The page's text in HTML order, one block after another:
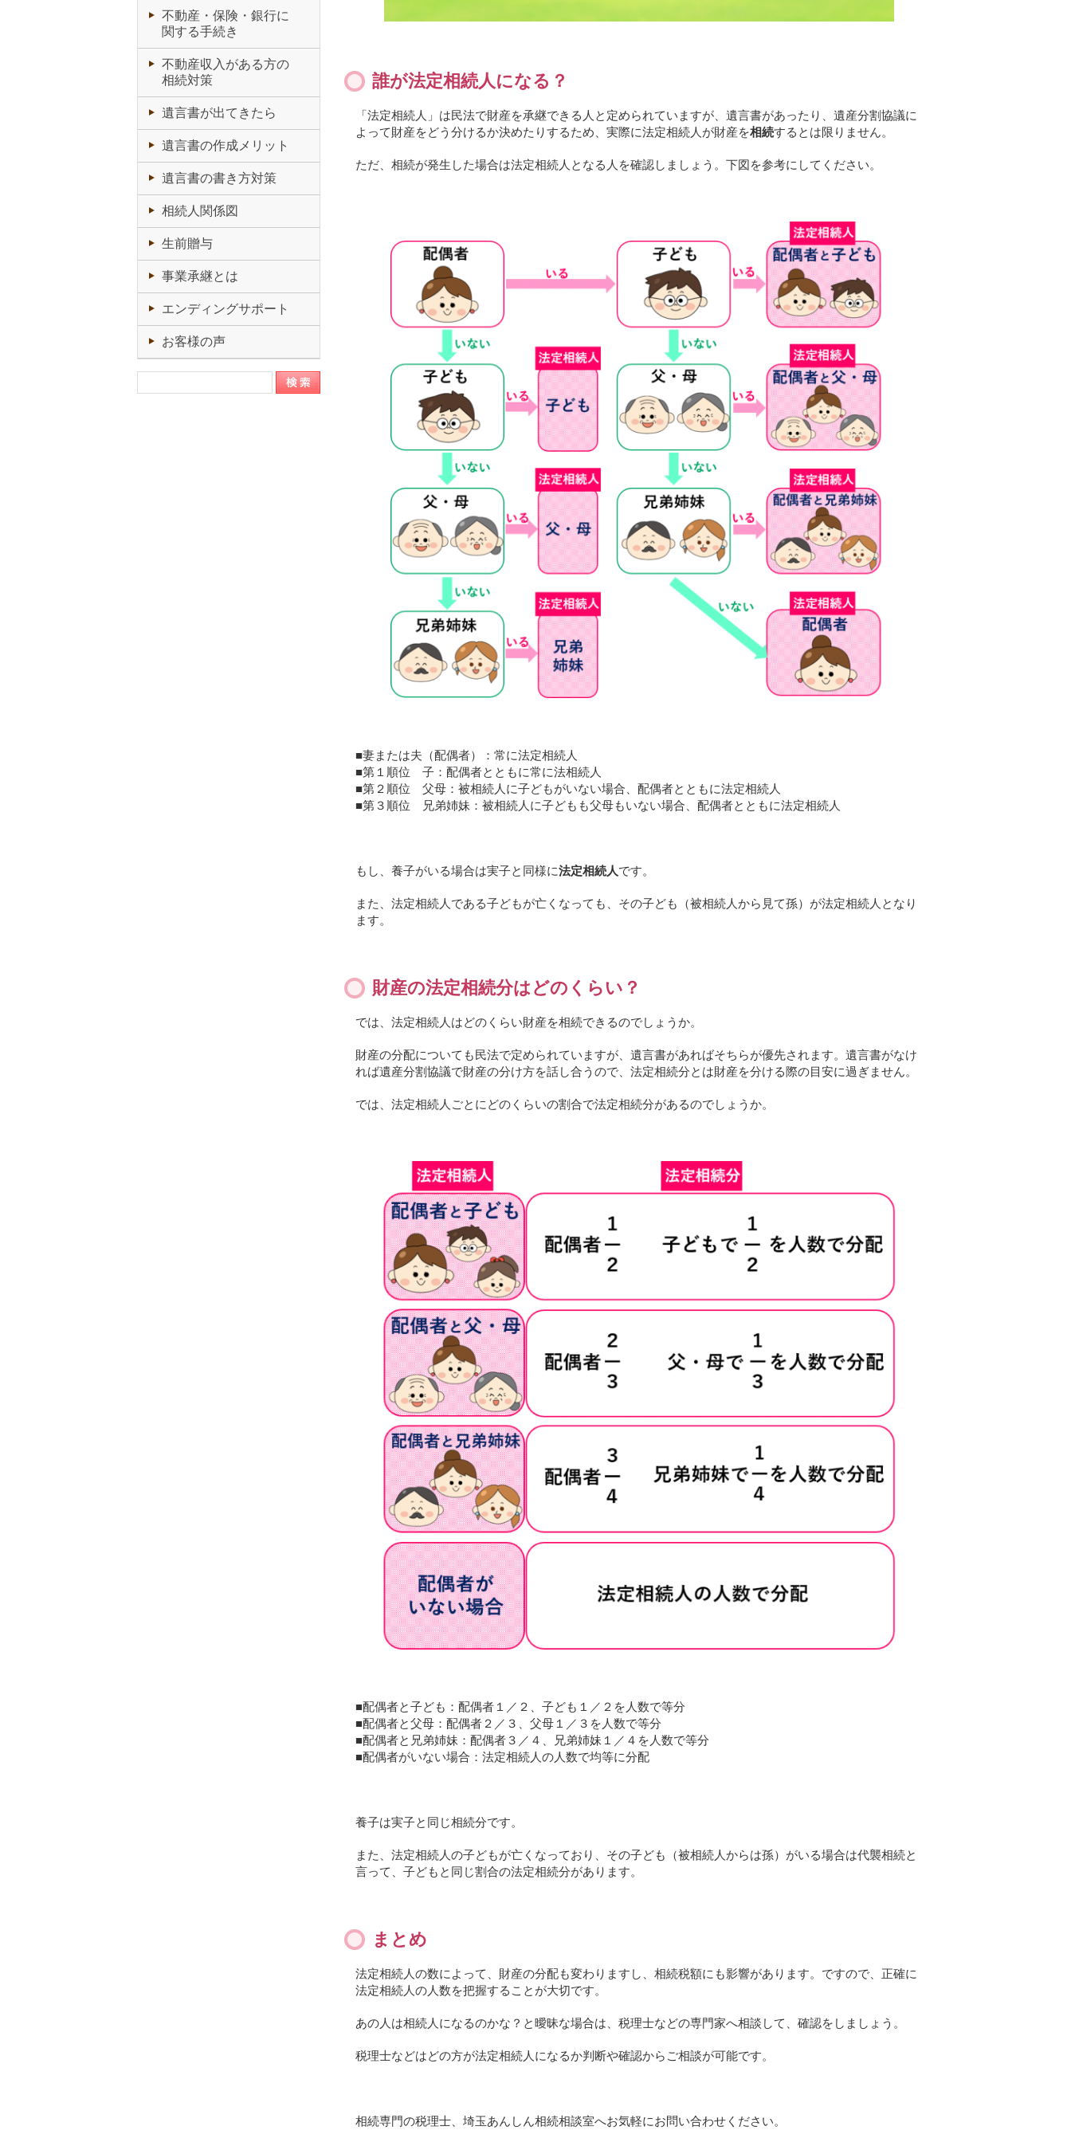
誰が法定相続人になる？
「法定相続人」は民法で財産を承継できる人と定められていますが、遺言書があったり、遺産分割協議に
よって財産をどう分けるか決めたりするため、実際に法定相続人が財産を相続するとは限りません。
ただ、相続が発生した場合は法定相続人となる人を確認しましょう。下図を参考にしてください。
■妻または夫（配偶者）：常に法定相続人
■第１順位 子：配偶者とともに常に法相続人
■第２順位 父母：被相続人に子どもがいない場合、配偶者とともに法定相続人
■第３順位 兄弟姉妹：被相続人に子どもも父母もいない場合、配偶者とともに法定相続人
もし、養子がいる場合は実子と同様に法定相続人です。
また、法定相続人である子どもが亡くなっても、その子ども（被相続人から見て孫）が法定相続人となり
ます。
財産の法定相続分はどのくらい？
では、法定相続人はどのくらい財産を相続できるのでしょうか。
財産の分配についても民法で定められていますが、遺言書があればそちらが優先されます。遺言書がなけ
れば遺産分割協議で財産の分け方を話し合うので、法定相続分とは財産を分ける際の目安に過ぎません。
では、法定相続人ごとにどのくらいの割合で法定相続分があるのでしょうか。
■配偶者と子ども：配偶者１／２、子ども１／２を人数で等分
■配偶者と父母：配偶者２／３、父母１／３を人数で等分
■配偶者と兄弟姉妹：配偶者３／４、兄弟姉妹１／４を人数で等分
■配偶者がいない場合：法定相続人の人数で均等に分配
養子は実子と同じ相続分です。
また、法定相続人の子どもが亡くなっており、その子ども（被相続人からは孫）がいる場合は代襲相続と
言って、子どもと同じ割合の法定相続分があります。
まとめ
法定相続人の数によって、財産の分配も変わりますし、相続税額にも影響があります。ですので、正確に
法定相続人の人数を把握することが大切です。
あの人は相続人になるのかな？と曖昧な場合は、税理士などの専門家へ相談して、確認をしましょう。
税理士などはどの方が法定相続人になるか判断や確認からご相談が可能です。
相続専門の税理士、埼玉あんしん相続相談室へお気軽にお問い合わせください。
不動産・保険・銀行に
関する手続き
不動産収入がある方の
相続対策
遺言書が出てきたら
遺言書の作成メリット
遺言書の書き方対策
相続人関係図
生前贈与
事業承継とは
エンディングサポート
お客様の声